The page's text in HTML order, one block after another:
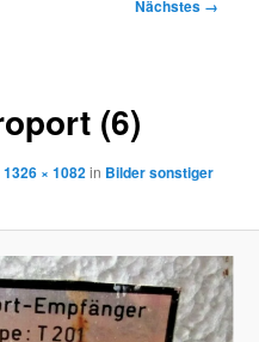
Nächstes →
(6)
1326 × 1082in Bilder sonstiger